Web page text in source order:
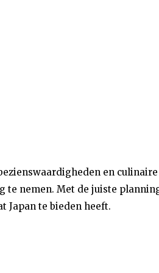
en culinaire
te nemen. Met de juiste
Japan te bieden heeft.